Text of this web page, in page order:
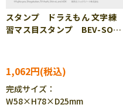
スタンプ ドラえもん 文字練
習マス目スタンプ BEV-SOH-
1,062円
完成サイズ：
W58×H78×D25mm